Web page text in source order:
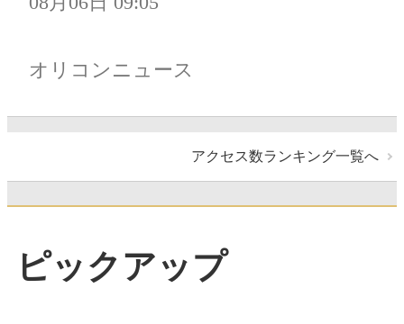
オリコンニュース
アクセス数ランキング一覧へ
ピックアップ